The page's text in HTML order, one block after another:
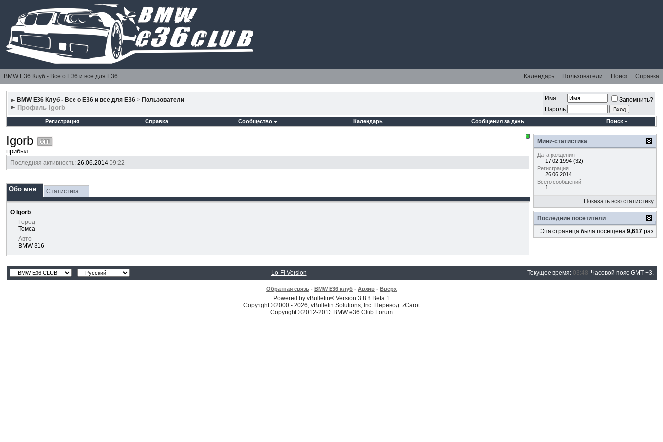
BMW E36 Клуб - Все о Е36 и все для Е36 Календарь Пользователи Поиск Справка
BMW E36 Клуб - Все о Е36 и все для Е36 > Пользователи
Профиль Igorb
Имя
Запомнить?
Пароль
Регистрация Справка Сообщество Календарь Сообщения за день Поиск
Igorb
прибыл
Последняя активность: 26.06.201409:22
Обо мне Статистика
О Igorb
Город
Томса
Авто
BMW 316
Мини-статистика
Дата рождения
17.02.1994 (32)
Регистрация
26.06.2014
Всего сообщений
1
Показать всю статистику
Последние посетители
Эта страница была посещена 9,617раз
Lo-Fi Version Текущее время: 03:48. Часовой пояс GMT +3.
Обратная связь - BMW E36 клуб - Архив - Вверх
Powered by vBulletin® Version 3.8.8 Beta 1
Copyright ©2000 - 2026, vBulletin Solutions, Inc. Перевод: zCarot
Copyright ©2012-2013 BMW e36 Club Forum